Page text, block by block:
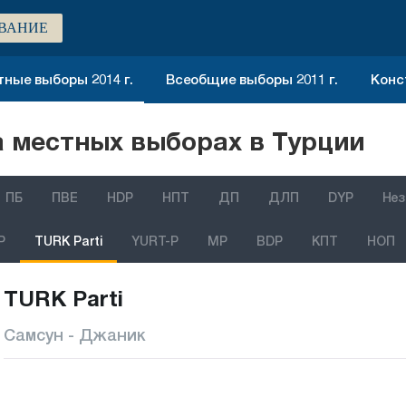
выборы 2014 г. Всеобщие выборы 2011 г.
выборах в Турции
ПБ ПВЕ HDP НПТ ДП ДЛП DYP
TURK Parti YURT-P MP BDP КПТ НОП
TURK Parti
Самсун - Джаник